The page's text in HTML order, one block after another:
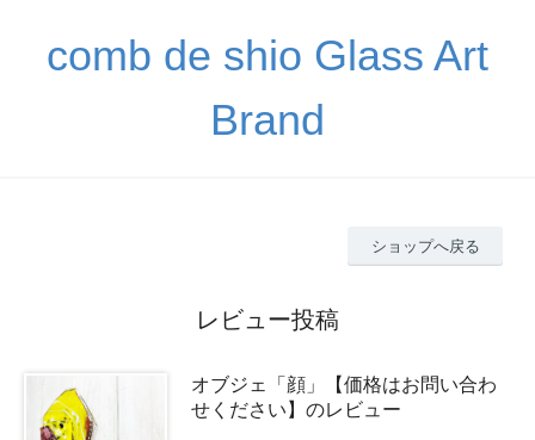
comb de shio Glass Art
Brand
ショップへ戻る
レビュー投稿
オブジェ「顔」【価格はお問い合わ
せください】のレビュー